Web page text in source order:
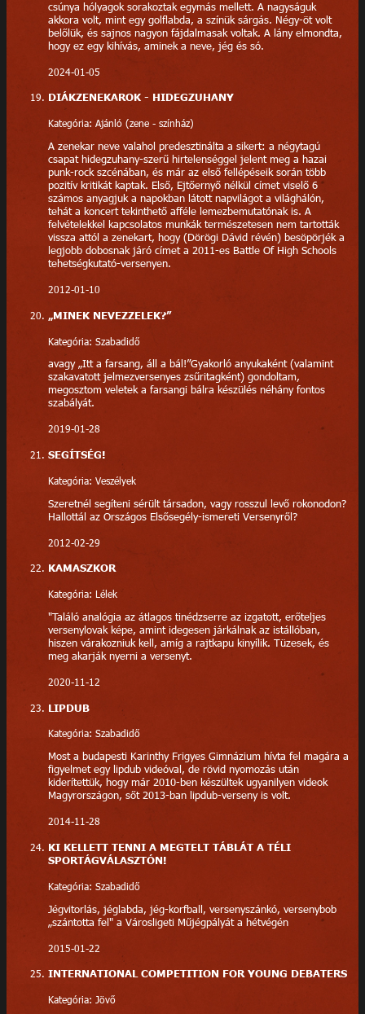
csúnya hólyagok sorakoztak egymás mellett. A nagyságuk
akkora volt, mint egy golflabda, a színük sárgás. Négy-öt volt
belőlük, és sajnos nagyon fájdalmasak voltak. A lány elmondta,
hogy ez egy kihívás, aminek a neve, jég és só.
2024-01-05
DIÁKZENEKAROK - HIDEGZUHANY
Kategória: Ajánló (zene - színház)
A zenekar neve valahol predesztinálta a sikert: a négytagú
csapat hidegzuhany-szerű hirtelenséggel jelent meg a hazai
punk-rock szcénában, és már az első fellépéseik során több
pozitív kritikát kaptak. Első, Ejtőernyő nélkül címet viselő 6
számos anyagjuk a napokban látott napvilágot a világhálón,
tehát a koncert tekinthető afféle lemezbemutatónak is. A
felvételekkel kapcsolatos munkák természetesen nem tartották
vissza attól a zenekart, hogy (Dörögi Dávid révén) besöpörjék a
legjobb dobosnak járó címet a 2011-es Battle Of High Schools
tehetségkutató-versenyen.
2012-01-10
„MINEK NEVEZZELEK?”
Kategória: Szabadidő
avagy „Itt a farsang, áll a bál!”Gyakorló anyukaként (valamint
szakavatott jelmezversenyes zsűritagként) gondoltam,
megosztom veletek a farsangi bálra készülés néhány fontos
szabályát.
2019-01-28
SEGÍTSÉG!
Kategória: Veszélyek
Szeretnél segíteni sérült társadon, vagy rosszul levő rokonodon?
Hallottál az Országos Elsősegély-ismereti Versenyről?
2012-02-29
KAMASZKOR
Kategória: Lélek
"Találó analógia az átlagos tinédzserre az izgatott, erőteljes
versenylovak képe, amint idegesen járkálnak az istállóban,
hiszen várakozniuk kell, amíg a rajtkapu kinyílik. Tüzesek, és
meg akarják nyerni a versenyt.
2020-11-12
LIPDUB
Kategória: Szabadidő
Most a budapesti Karinthy Frigyes Gimnázium hívta fel magára a
figyelmet egy lipdub videóval, de rövid nyomozás után
kiderítettük, hogy már 2010-ben készültek ugyanilyen videok
Magyrországon, sőt 2013-ban lipdub-verseny is volt.
2014-11-28
KI KELLETT TENNI A MEGTELT TÁBLÁT A TÉLI
SPORTÁGVÁLASZTÓN!
Kategória: Szabadidő
Jégvitorlás, jéglabda, jég-korfball, versenyszánkó, versenybob
„szántotta fel" a Városligeti Műjégpályát a hétvégén
2015-01-22
INTERNATIONAL COMPETITION FOR YOUNG DEBATERS
Kategória: Jövő